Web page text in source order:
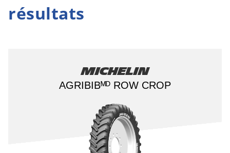
résultats
Michelin
AGRIBIBᴹᴰ ROW CROP​